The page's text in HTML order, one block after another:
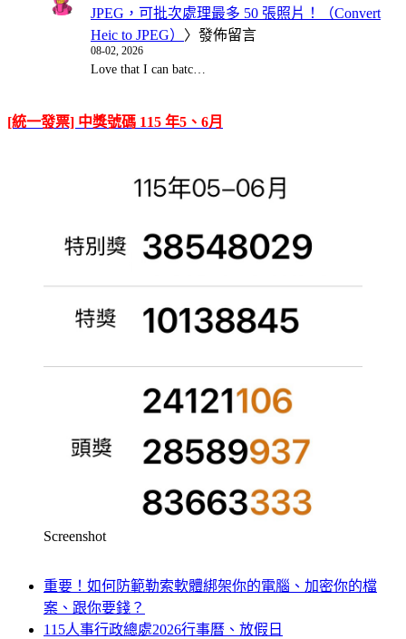
JPEG，可批次處理最多 50 張照片！（Convert
Heic to JPEG） 〉發佈留言
08-02, 2026
Love that I can batc…
[統一發票] 中獎號碼 115 年5、6月
Screenshot
重要！如何防範勒索軟體綁架你的電腦、加密你的檔
案、跟你要錢？
115人事行政總處2026行事曆、放假日